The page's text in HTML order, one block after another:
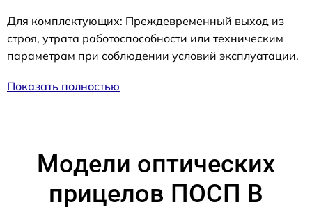
Для комплектующих: Преждевременный выход из
строя, утрата работоспособности или техническим
параметрам при соблюдении условий эксплуатации.
Показать полностью
Модели оптических
прицелов ПОСП B